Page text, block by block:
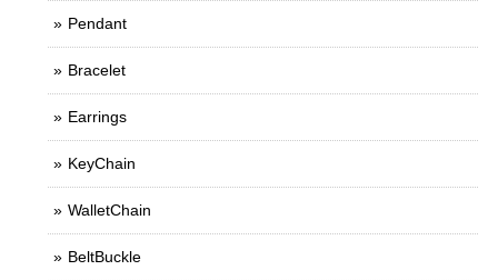
Pendant
Bracelet
Earrings
KeyChain
WalletChain
BeltBuckle